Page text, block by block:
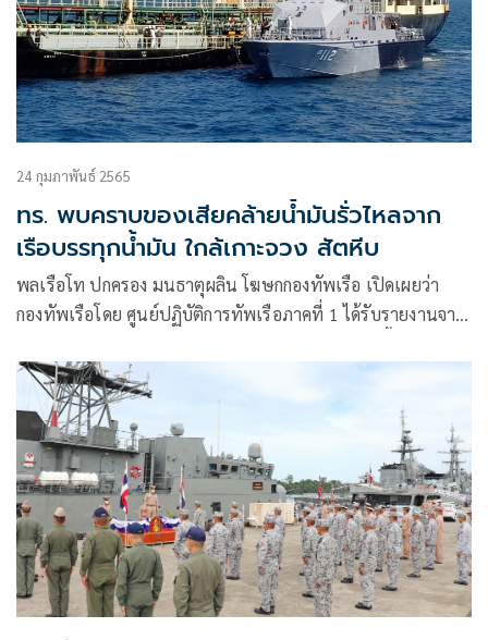
24 กุมภาพันธ์ 2565
ทร. พบคราบของเสียคล้ายน้ำมันรั่วไหลจาก
เรือบรรทุกน้ำมัน ใกล้เกาะจวง สัตหีบ
พลเรือโท ปกครอง มนธาตุผลิน โฆษกกองทัพเรือ เปิดเผยว่า
กองทัพเรือโดย ศูนย์ปฏิบัติการทัพเรือภาคที่ 1 ได้รับรายงานจาก
ชอบ